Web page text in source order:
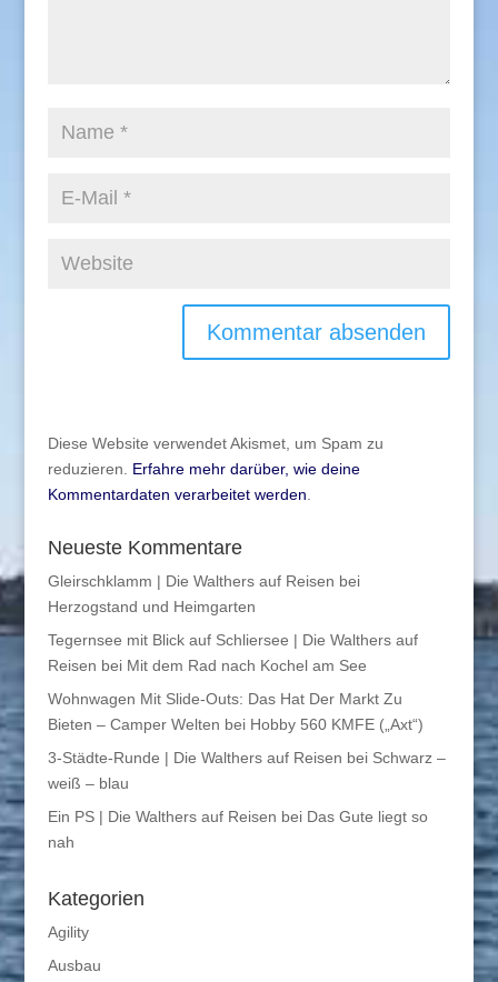
Diese Website verwendet Akismet, um Spam zu
reduzieren. Erfahre mehr darüber, wie deine
Kommentardaten verarbeitet werden
Neueste Kommentare
Gleirschklamm | Die Walthers auf Reisen bei
Herzogstand und Heimgarten
Tegernsee mit Blick auf Schliersee | Die Walthers auf
Reisen bei Mit dem Rad nach Kochel am See
Wohnwagen Mit Slide-Outs: Das Hat Der Markt Zu
Bieten – Camper Welten bei Hobby 560 KMFE („Axt“)
3-Städte-Runde | Die Walthers auf Reisen bei Schwarz –
weiß – blau
Ein PS | Die Walthers auf Reisen bei Das Gute liegt so
nah
Kategorien
Agility
Ausbau